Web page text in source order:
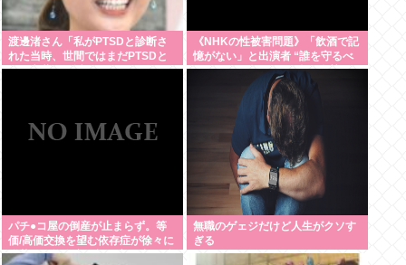
渡邊渚さん「私がPTSDと診断さ
れた当時、世間ではまだPTSDと
いう言葉は浸透されてなかった」
《NHKの性被害問題》「飲酒で記
憶がない」と出演者 “誰を守るべ
きなのか”問われる組織の姿勢
パチ●コ屋の倒産が止まらず。等
価/高価交換を望む依存症が徐々に
脱落。低換金率を望む客は戻らず
無職のゲェジだけど人生がクソす
ぎる